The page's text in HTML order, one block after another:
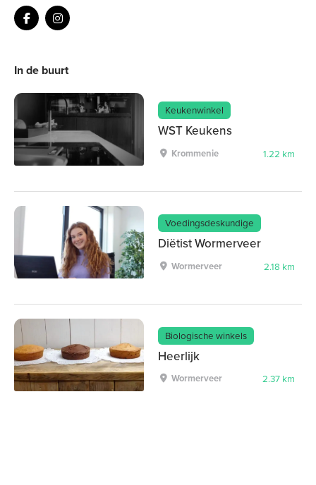
In de buurt
Keukenwinkel
WST Keukens
Krommenie 1.22 km
Voedingsdeskundige
Diëtist Wormerveer
Wormerveer 2.18 km
Biologische winkels
Heerlijk
Wormerveer 2.37 km